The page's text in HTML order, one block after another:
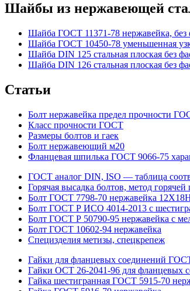
Шайбы из нержавеющей
Шайба ГОСТ 11371-78 нержавейка, без
Шайба ГОСТ 10450-78 уменьшенная
Шайба DIN 125 стальная плоская без
Шайба DIN 126 стальная плоская без
Статьи
Болт нержавейка предел прочности
Класс прочности ГОСТ
Размеры болтов и гаек
Болт нержавеющий м20
Фланцевая шпилька ГОСТ 9066-75
ГОСТ аналог DIN, ISO — таблица
Горячая высадка болтов, метод
Болт ГОСТ 7798-70 нержавейка
Болт ГОСТ Р ИСО 4014-2013 с
Болт ГОСТ Р 50790-95 нержавейка с
Болт ГОСТ 10602-94 нержавейка
Специзделия метизы, cпецкрепеж
Гайки для фланцевых соединений
Гайки ОСТ 26-2041-96 для фланцевых
Гайка шестигранная ГОСТ 5915-70